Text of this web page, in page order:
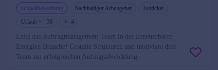
Schnellbewerbung Nachhaltiger Arbeitgeber
Jobticket
Urlaub >= 30
4
Leite das Auftragmanagement-Team in der Erneuerbaren
Energien Branche! Gestalte Strukturen und motiviere dein
Team zur erfolgreichen Auftragsabwicklung.